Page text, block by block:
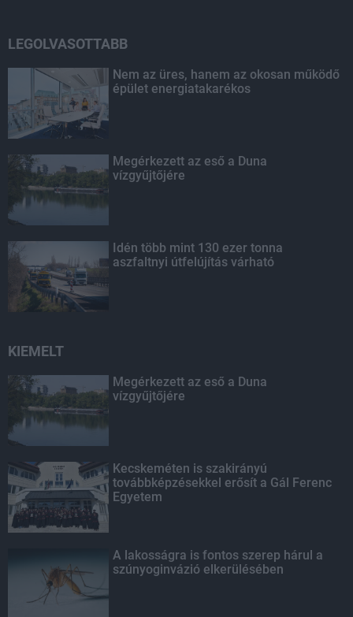
LEGOLVASOTTABB
Nem az üres, hanem az okosan működő
épület energiatakarékos
Megérkezett az eső a Duna
vízgyűjtőjére
Idén több mint 130 ezer tonna
aszfaltnyi útfelújítás várható
KIEMELT
Megérkezett az eső a Duna
vízgyűjtőjére
Kecskeméten is szakirányú
továbbképzésekkel erősít a Gál Ferenc
Egyetem
A lakosságra is fontos szerep hárul a
szúnyoginvázió elkerülésében